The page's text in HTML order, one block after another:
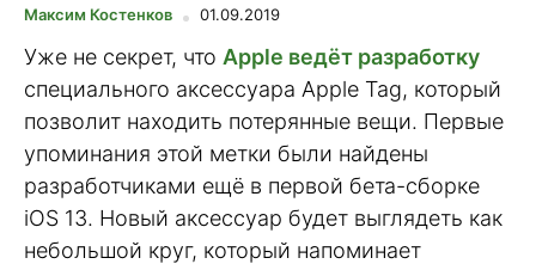
Максим Костенков 01.09.2019
Уже не секрет, что Apple ведёт разработку
специального аксессуара Apple Tag, который
позволит находить потерянные вещи. Первые
упоминания этой метки были найдены
разработчиками ещё в первой бета-сборке
iOS 13. Новый аксессуар будет выглядеть как
небольшой круг, который напоминает